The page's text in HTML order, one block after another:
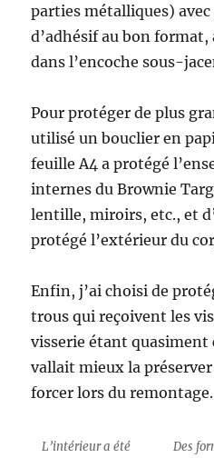
parties métalliques)
d’adhésif au bon format,
dans l’encoche sous-
Pour protéger de plus
utilisé un bouclier en
feuille A4 a protégé
internes du Brownie
lentille, miroirs, etc., et
protégé l’extérieur du
Enfin, j’ai choisi de
trous qui reçoivent les
visserie étant quasiment
vallait mieux la préserver
forcer lors du remontage.
L’intérieur a été
Des